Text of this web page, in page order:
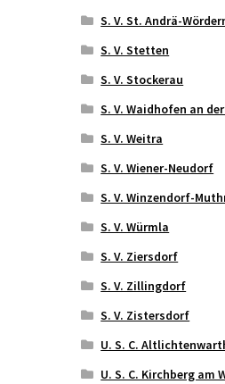
S. V. St. Andrä-
S. V. Stetten
S. V. Stockerau
S. V. Waidhofen an
S. V. Weitra
S. V. Wiener-Neudorf
S. V. Winzendorf-
S. V. Würmla
S. V. Ziersdorf
S. V. Zillingdorf
S. V. Zistersdorf
U. S. C.
U. S. C. Kirchberg am